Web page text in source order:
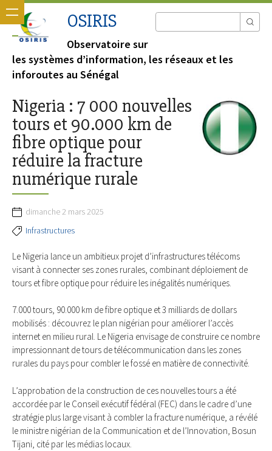
OSIRIS
Observatoire sur
les systèmes d’information, les réseaux et les
inforoutes au Sénégal
Nigeria : 7 000 nouvelles
tours et 90.000 km de
fibre optique pour
réduire la fracture
numérique rurale
dimanche 2 mars 2025
Infrastructures
Le Nigeria lance un ambitieux projet d’infrastructures télécoms
visant à connecter ses zones rurales, combinant déploiement de
tours et fibre optique pour réduire les inégalités numériques.
7.000 tours, 90.000 km de fibre optique et 3 milliards de dollars
mobilisés : découvrez le plan nigérian pour améliorer l’accès
internet en milieu rural. Le Nigeria envisage de construire ce nombre
impressionnant de tours de télécommunication dans les zones
rurales du pays pour combler le fossé en matière de connectivité.
L’approbation de la construction de ces nouvelles tours a été
accordée par le Conseil exécutif fédéral (FEC) dans le cadre d’une
stratégie plus large visant à combler la fracture numérique, a révélé
le ministre nigérian de la Communication et de l’Innovation, Bosun
Tijani, cité par les médias locaux.